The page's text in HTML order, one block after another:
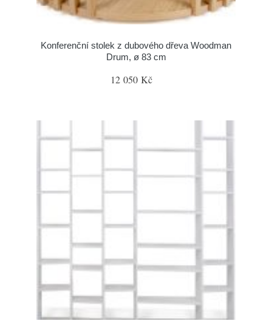
Konferenční stolek z dubového dřeva Woodman
Drum, ø 83 cm
12 050 Kč